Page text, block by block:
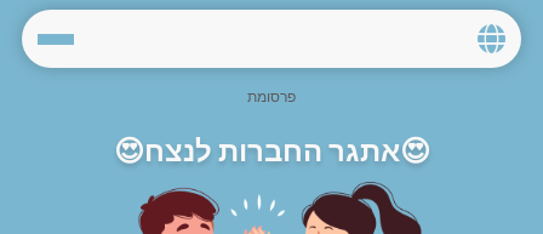
Home
Social
Privacy
😍אתגר החברות לנצח😍